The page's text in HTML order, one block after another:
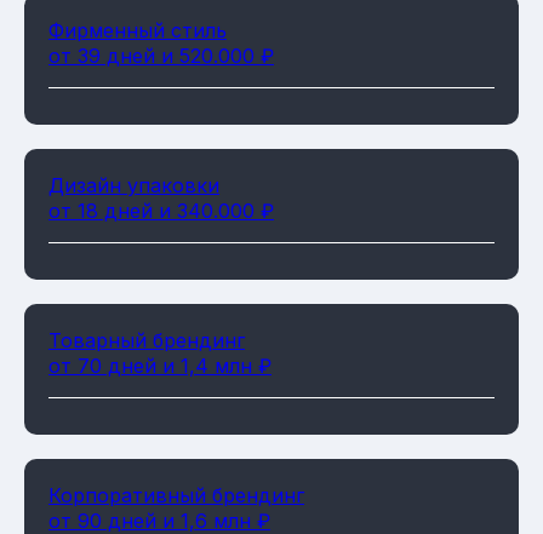
Фирменный стиль
от 39 дней и 520.000 ₽
Дизайн упаковки
от 18 дней и 340.000 ₽
Товарный брендинг
от 70 дней и 1,4 млн ₽
Корпоративный брендинг
от 90 дней и 1,6 млн ₽